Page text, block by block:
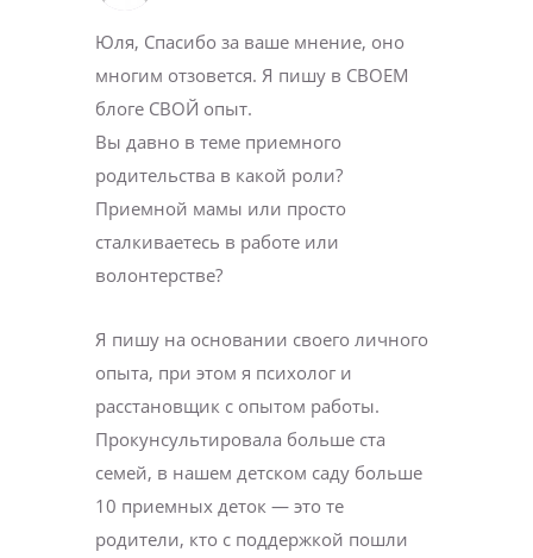
Юля, Спасибо за ваше мнение, оно
многим отзовется. Я пишу в СВОЕМ
блоге СВОЙ опыт.
Вы давно в теме приемного
родительства в какой роли?
Приемной мамы или просто
сталкиваетесь в работе или
волонтерстве?
Я пишу на основании своего личного
опыта, при этом я психолог и
расстановщик с опытом работы.
Прокунсультировала больше ста
семей, в нашем детском саду больше
10 приемных деток — это те
родители, кто с поддержкой пошли